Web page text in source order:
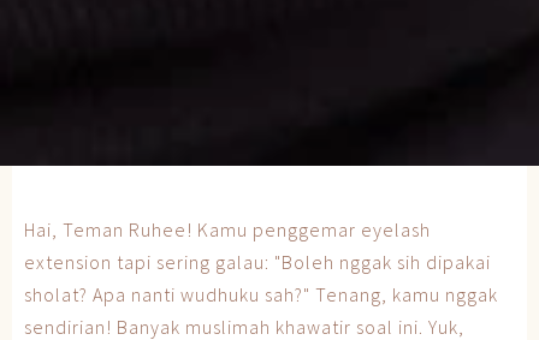
Hai, Teman Ruhee! Kamu penggemar eyelash
extension tapi sering galau: "Boleh nggak sih dipakai
sholat? Apa nanti wudhuku sah?" Tenang, kamu nggak
sendirian! Banyak muslimah khawatir soal ini. Yuk,